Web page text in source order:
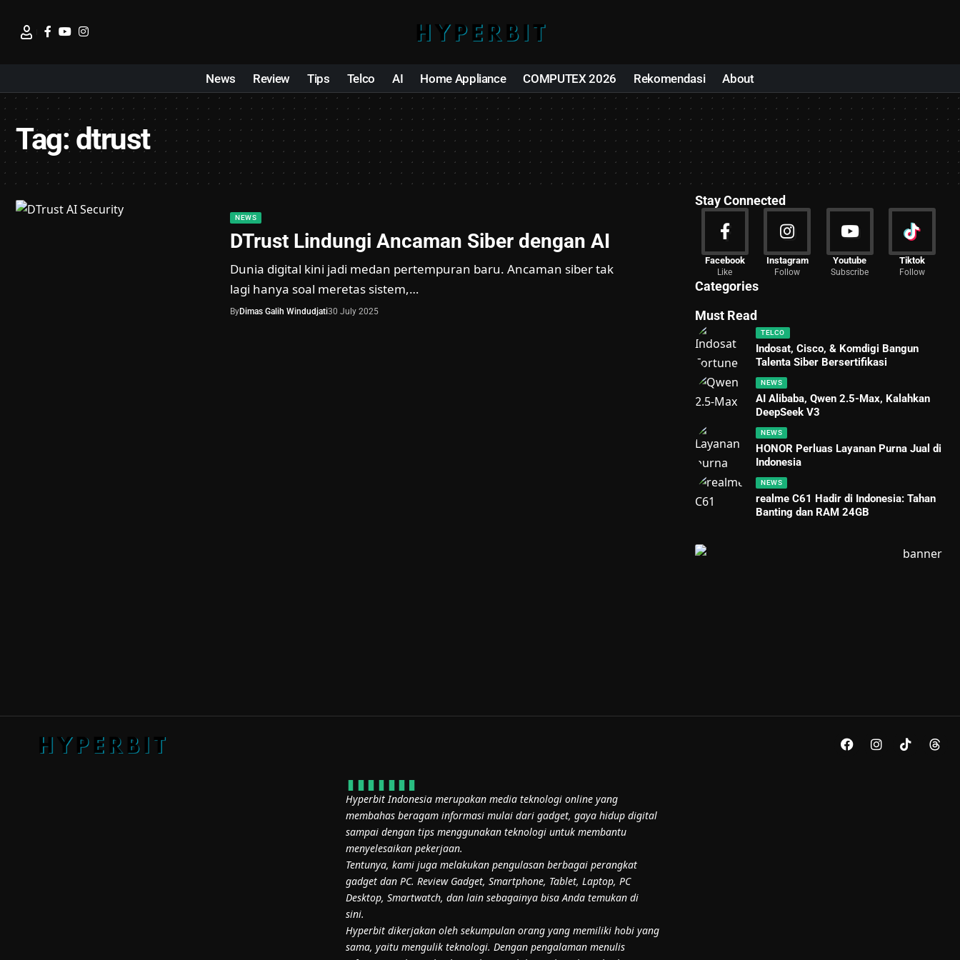
News Review Tips Telco AI Home Appliance COMPUTEX 2026 Rekomendasi About
Tag:dtrust
NEWS
DTrust Lindungi Ancaman Siber dengan AI
Dunia digital kini jadi medan pertempuran baru. Ancaman siber tak
lagi hanya soal meretas sistem,…
ByDimas Galih Windudjati30 July 2025
Stay Connected
Facebook
Like
Instagram
Follow
Youtube
Subscribe
Tiktok
Follow
Categories
News
2027 Articles
Must Read
TELCO
Indosat, Cisco, & Komdigi Bangun
Talenta Siber Bersertifikasi
NEWS
AI Alibaba, Qwen 2.5-Max, Kalahkan
DeepSeek V3
NEWS
HONOR Perluas Layanan Purna Jual di
Indonesia
NEWS
realme C61 Hadir di Indonesia: Tahan
Banting dan RAM 24GB
Hyperbit Indonesia merupakan media teknologi online yang
membahas beragam informasi mulai dari gadget, gaya hidup digital
sampai dengan tips menggunakan teknologi untuk membantu
menyelesaikan pekerjaan.
Tentunya, kami juga melakukan pengulasan berbagai perangkat
gadget dan PC. Review Gadget, Smartphone, Tablet, Laptop, PC
Desktop, Smartwatch, dan lain sebagainya bisa Anda temukan di
sini.
Hyperbit dikerjakan oleh sekumpulan orang yang memiliki hobi yang
sama, yaitu mengulik teknologi. Dengan pengalaman menulis